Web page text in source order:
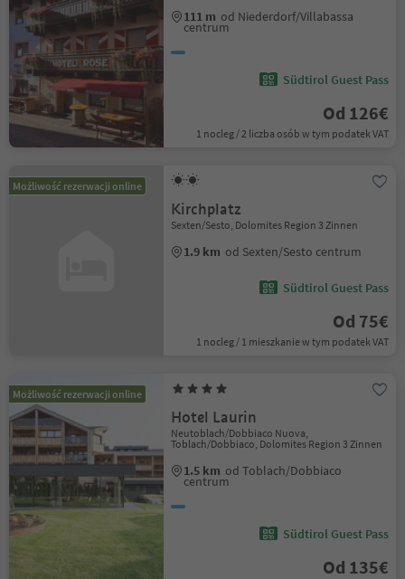
111 m od Niederdorf/Villabassa
centrum
Südtirol Guest Pass
Od 126€
1 nocleg / 2 liczba osób w tym podatek VAT
Możliwość rezerwacji online
Kirchplatz
Sexten/Sesto, Dolomites Region 3 Zinnen
1.9 km od Sexten/Sesto centrum
Südtirol Guest Pass
Od 75€
1 nocleg / 1 mieszkanie w tym podatek VAT
Możliwość rezerwacji online
Hotel Laurin
Neutoblach/Dobbiaco Nuova,
Toblach/Dobbiaco, Dolomites Region 3 Zinnen
1.5 km od Toblach/Dobbiaco
centrum
Südtirol Guest Pass
Od 135€